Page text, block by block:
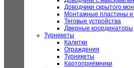
Доводчики скрытого
Монтажные пластины и
Тяговые устройства
Дверные координаторы
Турникеты
Калитки
Ограждения
Турникеты
Картоприёмники